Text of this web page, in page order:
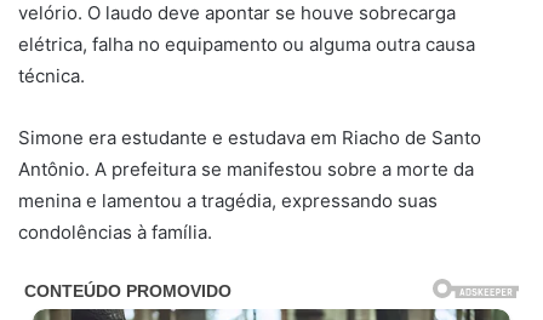
velório. O laudo deve apontar se houve sobrecarga
elétrica, falha no equipamento ou alguma outra causa
técnica.
Simone era estudante e estudava em Riacho de Santo
Antônio. A prefeitura se manifestou sobre a morte da
menina e lamentou a tragédia, expressando suas
condolências à família.